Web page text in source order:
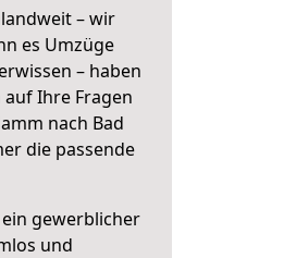
– wir
es Umzüge
– haben
Ihre Fragen
nach Bad
die passende
gewerblicher
und